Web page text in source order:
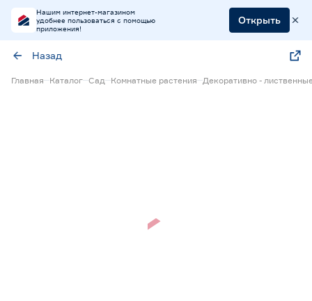
Нашим интернет-магазином
удобнее пользоваться с помощью
приложения!
Открыть
Назад
Главная Каталог Сад Комнатные растения Декоративно -